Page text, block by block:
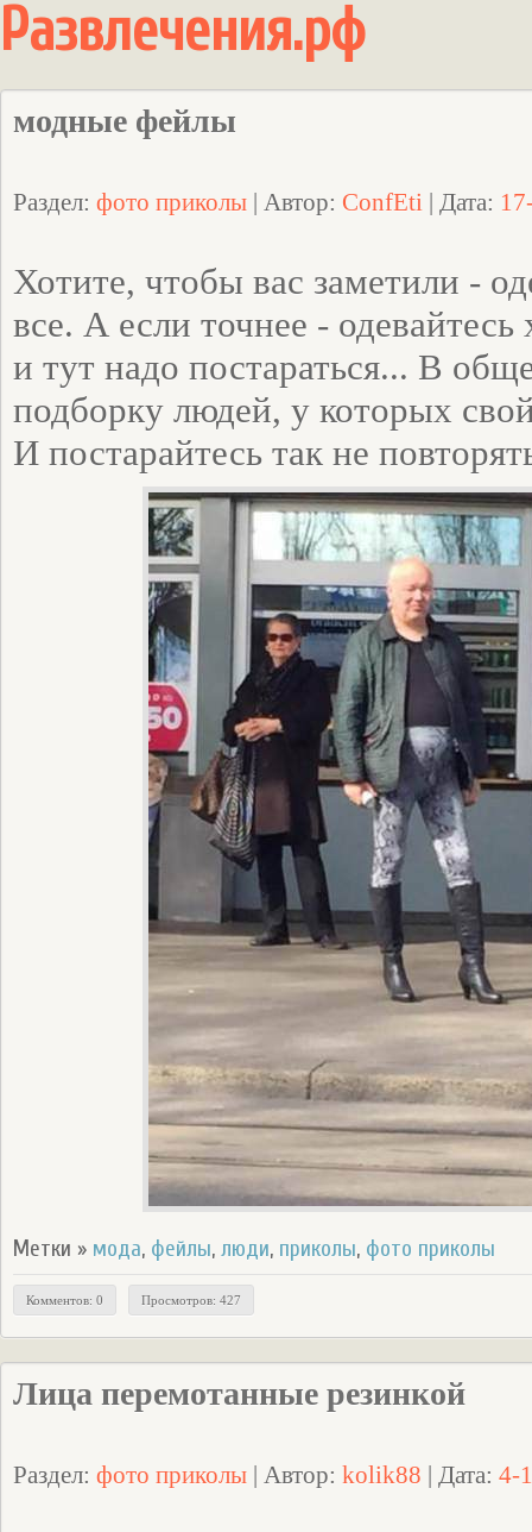
Развлечения.рф
модные фейлы
Раздел: фото приколы | Автор: ConfEti | Дата:
Хотите, чтобы вас заметили -
все. А если точнее -
и тут надо постараться... В
подборку людей, у которых
И постарайтесь так не
Метки » мода, фейлы, люди, приколы, фото приколы
Комментов: 0 Просмотров: 427
Лица перемотанные резинкой
Раздел: фото приколы | Автор: kolik88 | Дата: 4-